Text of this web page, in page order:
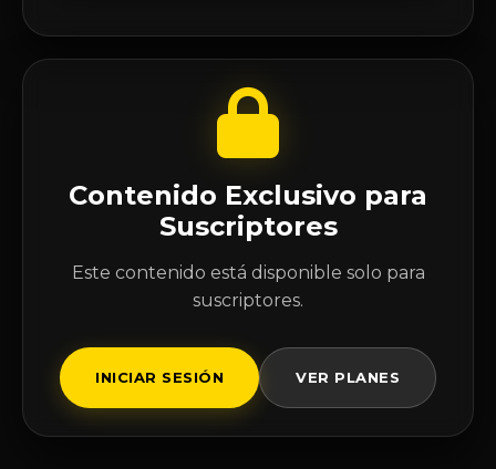
Contenido Exclusivo para
Suscriptores
Este contenido está disponible solo para
suscriptores.
INICIAR SESIÓN VER PLANES